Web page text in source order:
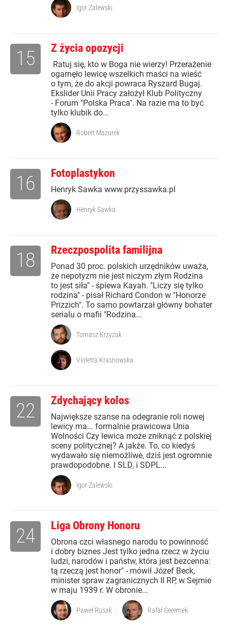
Igor Zalewski
Z życia opozycji
Ratuj się, kto w Boga nie wierzy! Przerażenie
ogarnęło lewicę wszelkich maści na wieść
o tym, że do akcji powraca Ryszard Bugaj.
Ekslider Unii Pracy założył Klub Polityczny
- Forum "Polska Praca". Na razie ma to być
tylko klubik do...
15
Robert Mazurek
Fotoplastykon
Henryk Sawka www.przyssawka.pl
16
Henryk Sawka
Rzeczpospolita familijna
Ponad 30 proc. polskich urzędników uważa,
że nepotyzm nie jest niczym złym Rodzina
to jest siła" - śpiewa Kayah. "Liczy się tylko
rodzina" - pisał Richard Condon w "Honorze
Prizzich". To samo powtarzał główny bohater
serialu o mafii "Rodzina...
18
Tomasz Krzyżak
Violetta Krasnowska
Zdychający kolos
Największe szanse na odegranie roli nowej
lewicy ma... formalnie prawicowa Unia
Wolności Czy lewica może zniknąć z polskiej
sceny politycznej? A jakże. To, co kiedyś
wydawało się niemożliwe, dziś jest ogromnie
prawdopodobne. I SLD, i SDPL...
22
Igor Zalewski
Liga Obrony Honoru
Obrona czci własnego narodu to powinność
i dobry biznes Jest tylko jedna rzecz w życiu
ludzi, narodów i państw, która jest bezcenna:
tą rzeczą jest honor" - mówił Józef Beck,
minister spraw zagranicznych II RP, w Sejmie
w maju 1939 r. W obronie...
24
Paweł Rusak Rafał Geremek